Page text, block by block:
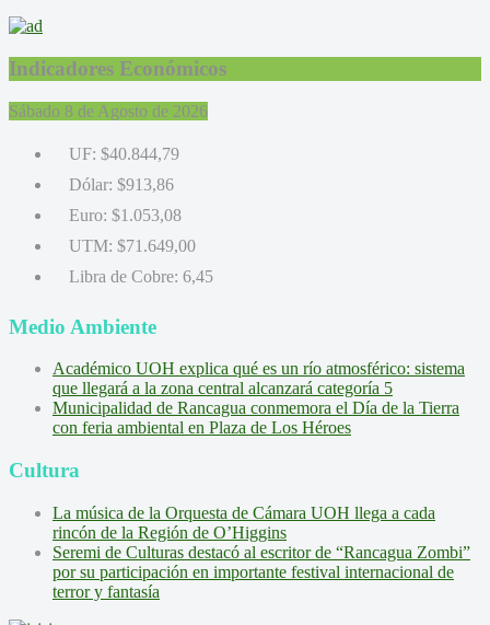
Indicadores Económicos
Sábado 8 de Agosto de 2026
UF: $40.844,79
Dólar: $913,86
Euro: $1.053,08
UTM: $71.649,00
Libra de Cobre: 6,45
Medio Ambiente
Académico UOH explica qué es un río atmosférico: sistema
que llegará a la zona central alcanzará categoría 5
Municipalidad de Rancagua conmemora el Día de la Tierra
con feria ambiental en Plaza de Los Héroes
Cultura
La música de la Orquesta de Cámara UOH llega a cada
rincón de la Región de O’Higgins
Seremi de Culturas destacó al escritor de “Rancagua Zombi”
por su participación en importante festival internacional de
terror y fantasía